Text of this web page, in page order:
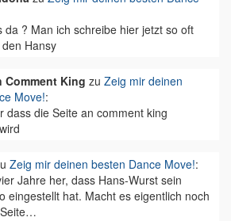
da ? Man ich schreibe hier jetzt so oft
Hansy
Comment King zu Zeig mir deinen
Move!:
dass die Seite an comment king
Zeig mir deinen besten Dance Move!:
Jahre her, dass Hans-Wurst sein
eingestellt hat. Macht es eigentlich noch